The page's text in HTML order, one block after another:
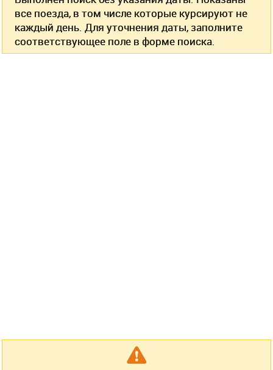
все поезда, в том числе которые курсируют не
каждый день. Для уточнения даты, заполните
соответствующее поле в форме поиска.